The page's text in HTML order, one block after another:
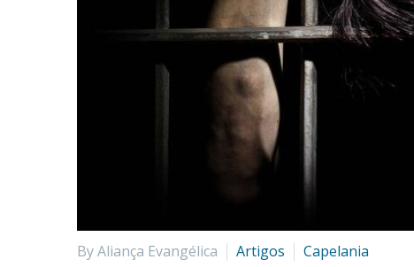
By Aliança Evangélica Artigos Capelania